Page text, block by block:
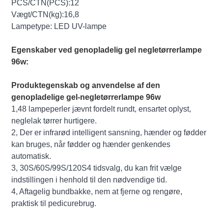
PCS/CTN(PCS):12
Vægt/CTN(kg):16,8
Lampetype: LED UV-lampe
Egenskaber ved genopladelig gel negletørrerlampe
96w:
Produktegenskab og anvendelse af den
genopladelige gel-negletørrerlampe 96w
1,48 lampeperler jævnt fordelt rundt, ensartet oplyst,
neglelak tørrer hurtigere.
2, Der er infrarød intelligent sansning, hænder og fødder
kan bruges, når fødder og hænder genkendes
automatisk.
3, 30S/60S/99S/120S4 tidsvalg, du kan frit vælge
indstillingen i henhold til den nødvendige tid.
4, Aftagelig bundbakke, nem at fjerne og rengøre,
praktisk til pedicurebrug.